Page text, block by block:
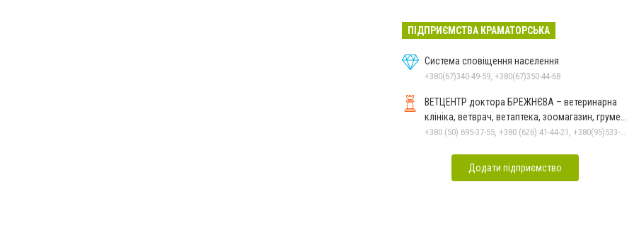
ПІДПРИЄМСТВА КРАМАТОРСЬКА
Система сповіщення населення
+380(67)340-49-59, +380(67)350-44-68
ВЕТЦЕНТР доктора БРЕЖНЄВА – ветеринарна
клініка, ветврач, ветаптека, зоомагазин, грумер,
стрижки.
+380 (50) 695-37-55, +380 (626) 41-44-21, +380(95)533-90-03
Додати підприємство